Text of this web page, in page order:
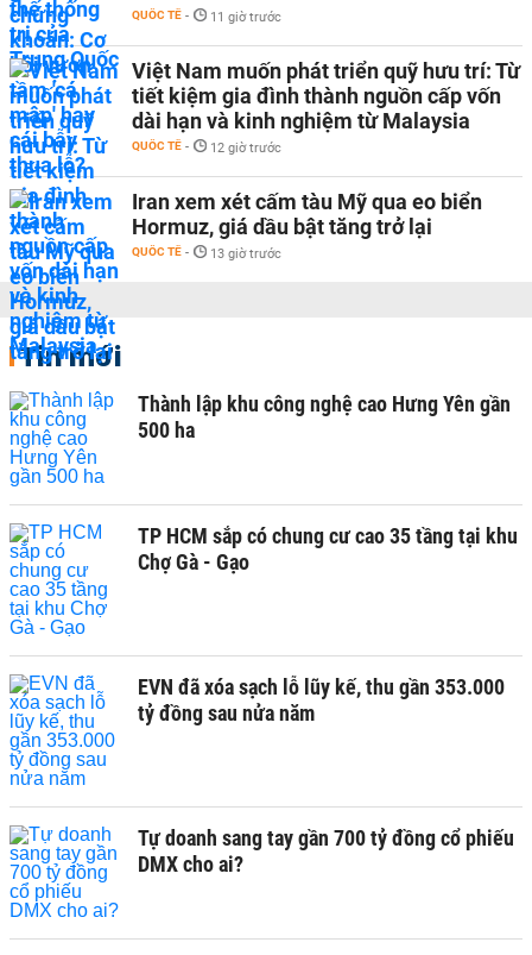
QUỐC TẾ - 11 giờ trước
Việt Nam muốn phát triển quỹ hưu trí: Từ
tiết kiệm gia đình thành nguồn cấp vốn
dài hạn và kinh nghiệm từ Malaysia
QUỐC TẾ - 12 giờ trước
Iran xem xét cấm tàu Mỹ qua eo biển
Hormuz, giá dầu bật tăng trở lại
QUỐC TẾ - 13 giờ trước
Tin mới
Thành lập khu công nghệ cao Hưng Yên gần
500 ha
TP HCM sắp có chung cư cao 35 tầng tại khu
Chợ Gà - Gạo
EVN đã xóa sạch lỗ lũy kế, thu gần 353.000
tỷ đồng sau nửa năm
Tự doanh sang tay gần 700 tỷ đồng cổ phiếu
DMX cho ai?